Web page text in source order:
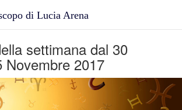
di Lucia Arena
settimana dal 30
Novembre 2017